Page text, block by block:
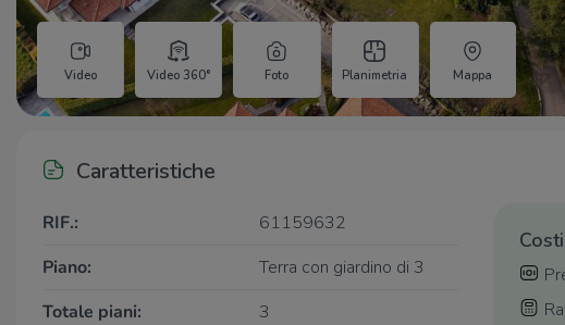
Video Video 360° Foto Planimetria Mappa
Caratteristiche
RIF.:
61159632
Piano:
Terra con giardino di 3
Totale piani:
3
Costi